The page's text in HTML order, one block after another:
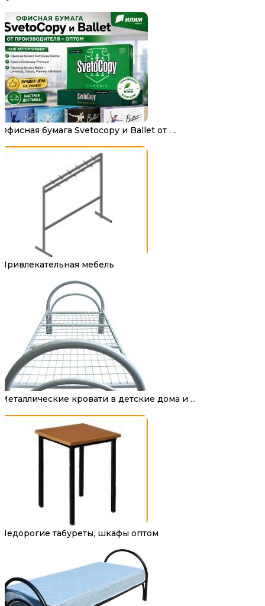
Офисная бумага Svetocopy и Ballet от . ..
Привлекательная мебель
Металлические кровати в детские дома и ...
Недорогие табуреты, шкафы оптом